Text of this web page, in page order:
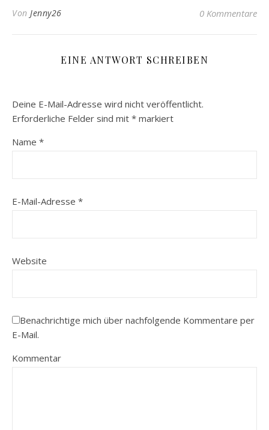
Von Jenny26 0 Kommentare
EINE ANTWORT SCHREIBEN
Deine E-Mail-Adresse wird nicht veröffentlicht.
Erforderliche Felder sind mit * markiert
Name *
E-Mail-Adresse *
Website
Benachrichtige mich über nachfolgende Kommentare per
E-Mail.
Kommentar